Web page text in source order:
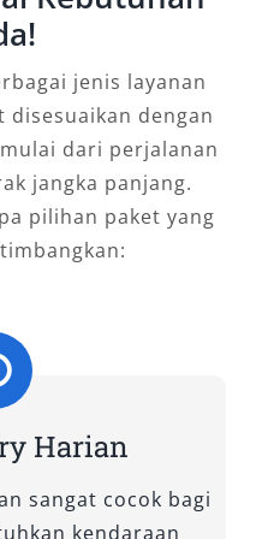
juga tentang
ini sangat cocok
: Memberikan kesan
kerja.
pernikahan atau
dengan kenyamanan
atau Stasiun
berpengalaman.
: Nikmati
selama
Surabaya.
solusi mobilitas
jenis layanan
disesuaikan dengan
dari perjalanan
jangka panjang.
pilihan paket yang
Harian
sangat cocok bagi
kendaraan